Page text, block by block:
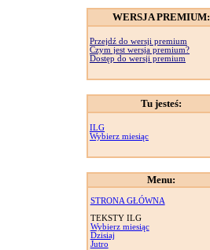
WERSJA PREMIUM:
Przejdź do wersji premium
Czym jest wersja premium?
Dostęp do wersji premium
Tu jesteś:
ILG
Wybierz miesiąc
Menu:
STRONA GŁÓWNA
TEKSTY ILG
Wybierz miesiąc
Dzisiaj
Jutro